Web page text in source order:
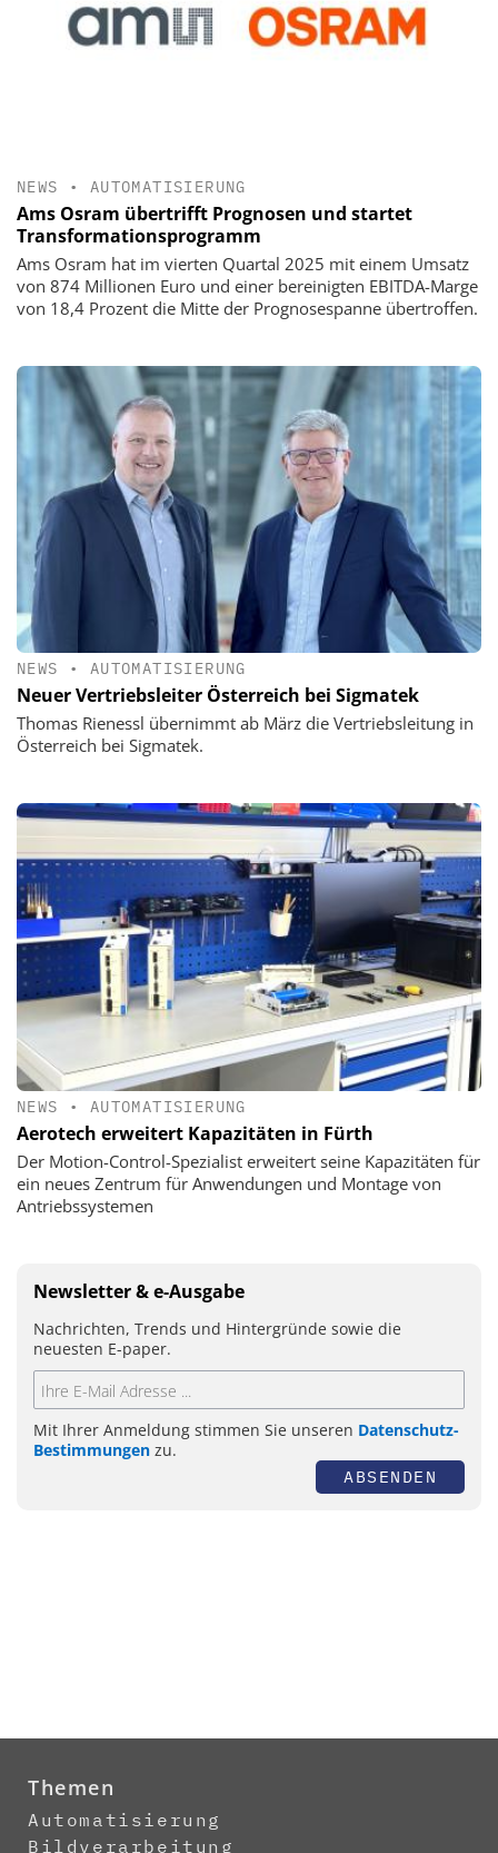
NEWS • AUTOMATISIERUNG
Ams Osram übertrifft Prognosen und startet
Transformationsprogramm
Ams Osram hat im vierten Quartal 2025 mit einem Umsatz
von 874 Millionen Euro und einer bereinigten EBITDA-Marge
von 18,4 Prozent die Mitte der Prognosespanne übertroffen.
NEWS • AUTOMATISIERUNG
Neuer Vertriebsleiter Österreich bei Sigmatek
Thomas Rienessl übernimmt ab März die Vertriebsleitung in
Österreich bei Sigmatek.
NEWS • AUTOMATISIERUNG
Aerotech erweitert Kapazitäten in Fürth
Der Motion-Control-Spezialist erweitert seine Kapazitäten für
ein neues Zentrum für Anwendungen und Montage von
Antriebssystemen
Newsletter & e-Ausgabe
Nachrichten, Trends und Hintergründe sowie die
neuesten E-paper.
Mit Ihrer Anmeldung stimmen Sie unseren Datenschutz-
Bestimmungen zu.
ABSENDEN
Themen
Automatisierung
Bildverarbeitung